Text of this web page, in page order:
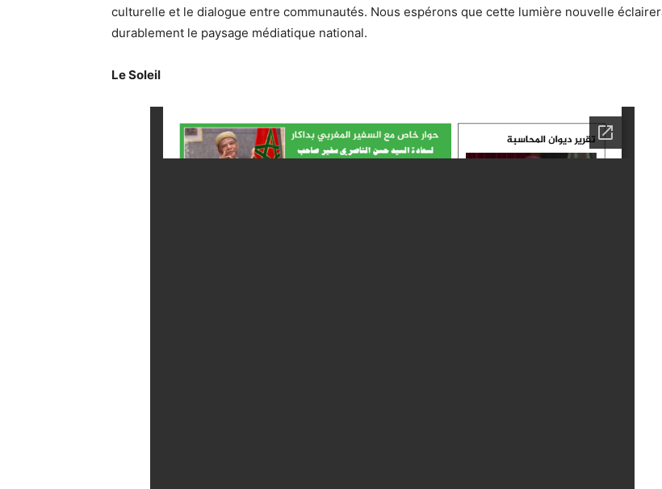
culturelle et le dialogue entre communautés. Nous espérons que cette lumière nouvelle
durablement le paysage médiatique national.
Le Soleil